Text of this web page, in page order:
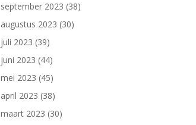
september 2023 (38)
augustus 2023 (30)
juli 2023 (39)
juni 2023 (44)
mei 2023 (45)
april 2023 (38)
maart 2023 (30)